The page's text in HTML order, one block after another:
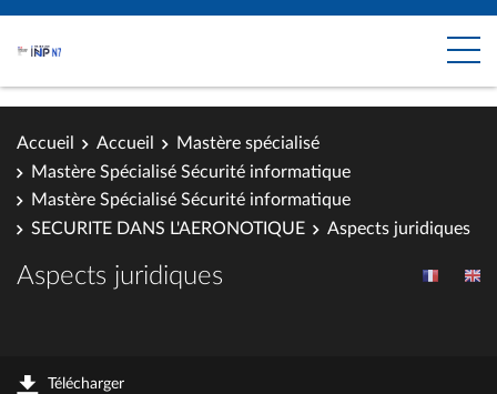
Accueil Accueil
Mastère spécialisé
Mastère Spécialisé Sécurité informatique
Mastère Spécialisé Sécurité informatique
SECURITE DANS L'AERONOTIQUE
Aspects juridiques
Aspects juridiques
Télécharger